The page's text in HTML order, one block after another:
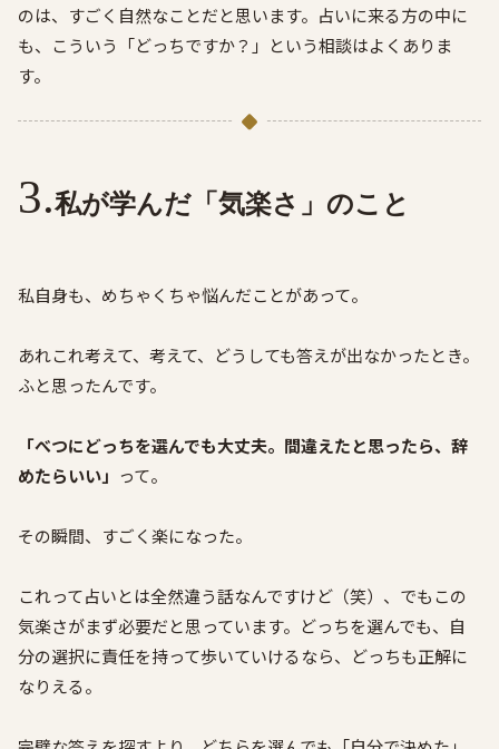
のは、すごく自然なことだと思います。占いに来る方の中に
も、こういう「どっちですか？」という相談はよくありま
す。
私が学んだ「気楽さ」のこと
私自身も、めちゃくちゃ悩んだことがあって。
あれこれ考えて、考えて、どうしても答えが出なかったとき。
ふと思ったんです。
「べつにどっちを選んでも大丈夫。間違えたと思ったら、辞
めたらいい」 って。
その瞬間、すごく楽になった。
これって占いとは全然違う話なんですけど（笑）、でもこの
気楽さがまず必要だと思っています。どっちを選んでも、自
分の選択に責任を持って歩いていけるなら、どっちも正解に
なりえる。